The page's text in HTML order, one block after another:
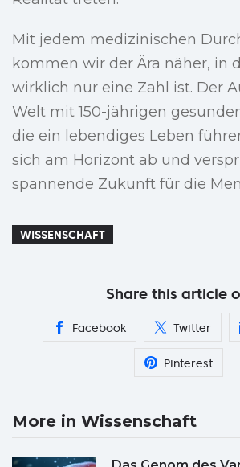
Mit jedem medizinischen
kommen wir der Ära näher, in
wirklich nur eine Zahl ist. Der
Welt mit 150-jährigen
die ein lebendiges Leben
sich am Horizont ab und
spannende Zukunft für die
WISSENSCHAFT
Share this article
Facebook Twitter
Pinterest
More in Wissenschaft